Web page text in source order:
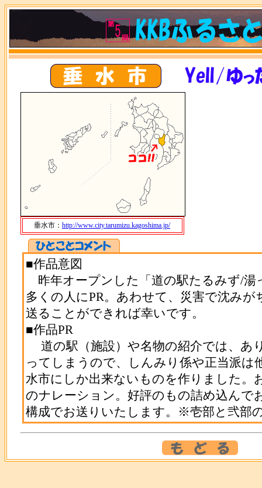
垂水市： http://www.city.tarumizu.kagoshima.jp/
■作品意図
昨年オープンした「道の駅たるみず/湯
多くの人にPR。あわせて、災害で沈み
送ることができれば幸いです。
■作品PR
道の駅（施設）や名物の紹介では、あ
ってしまうので、しんみり係や正当派は
水市にしか出来ないものを作りました。
のナレーション。好評のもの詰め込んで
構成でお送りいたします。※壱部と弐部